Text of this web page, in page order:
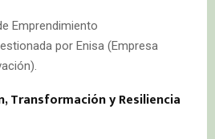
Emprendimiento
por Enisa (Empresa
Transformación y Resiliencia